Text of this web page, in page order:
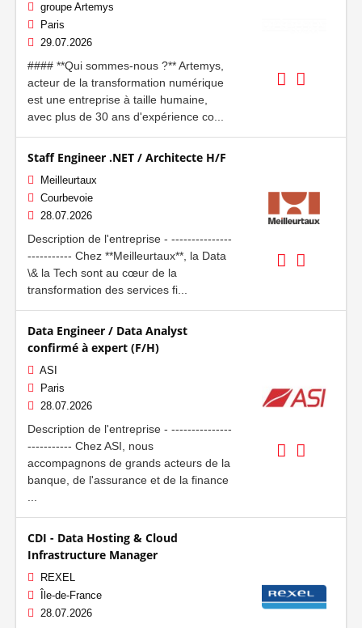
groupe Artemys
Paris
29.07.2026
#### **Qui sommes-nous ?** Artemys,
acteur de la transformation numérique
est une entreprise à taille humaine,
avec plus de 30 ans d'expérience co...
Staff Engineer .NET / Architecte H/F
Meilleurtaux
Courbevoie
28.07.2026
Description de l'entreprise - ---------------
----------- Chez **Meilleurtaux**, la Data
\& la Tech sont au cœur de la
transformation des services fi...
Data Engineer / Data Analyst
confirmé à expert (F/H)
ASI
Paris
28.07.2026
Description de l'entreprise - ---------------
----------- Chez ASI, nous
accompagnons de grands acteurs de la
banque, de l'assurance et de la finance
CDI - Data Hosting & Cloud
Infrastructure Manager
REXEL
Île-de-France
28.07.2026